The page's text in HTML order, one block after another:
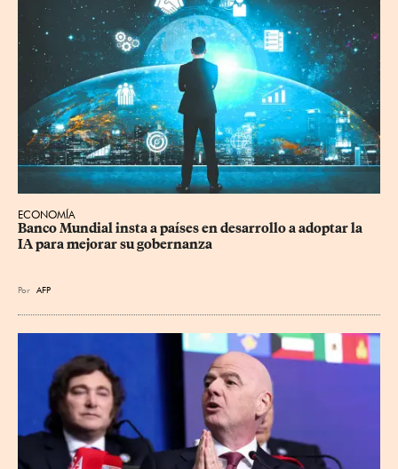
ECONOMÍA
Banco Mundial insta a países en desarrollo a adoptar la
IA para mejorar su gobernanza
Por AFP